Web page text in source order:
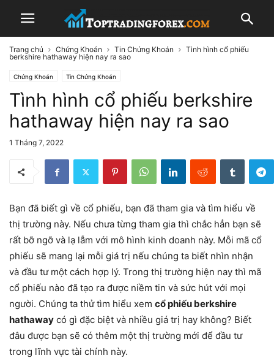
Trang chủ Chứng Khoán Tin Chứng Khoán
Tình hình cổ phiếu
berkshire hathaway hiện nay ra sao
Chứng Khoán Tin Chứng Khoán
Tình hình cổ phiếu berkshire
hathaway hiện nay ra sao
1 Tháng 7, 2022
Bạn đã biết gì về cổ phiếu, bạn đã tham gia và tìm hiểu về
thị trường này. Nếu chưa từng tham gia thì chắc hẳn bạn sẽ
rất bỡ ngỡ và lạ lẫm với mô hình kinh doanh này. Mỗi mã cổ
phiếu sẽ mang lại mỗi giá trị nếu chúng ta biết nhìn nhận
và đầu tư một cách hợp lý. Trong thị trường hiện nay thì mã
cổ phiếu nào đã tạo ra được niềm tin và sức hút với mọi
người. Chúng ta thử tìm hiểu xem cổ phiếu berkshire
hathaway có gì đặc biệt và nhiều giá trị hay không? Biết
đâu được bạn sẽ có thêm một thị trường mới để đầu tư
trong lĩnh vực tài chính này.